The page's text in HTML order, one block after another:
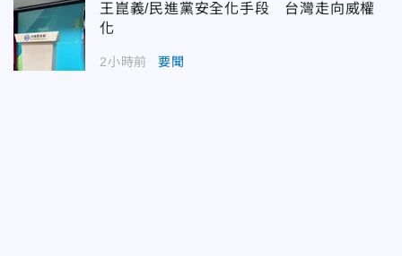
王崑義/民進黨安全化手段 台灣走向威權
化
2小時前 要聞